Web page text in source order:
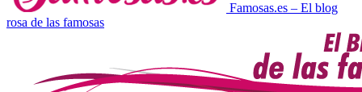
Famosas.es – El blog
rosa de las famosas